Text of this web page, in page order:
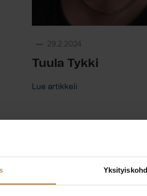
29.2.2024
Tuula Tykki
Lue artikkeli